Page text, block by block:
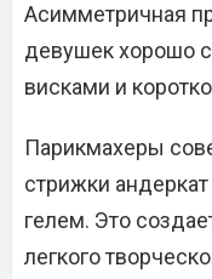
Асимметричная
девушек хорошо
висками и
Парикмахеры
стрижки
гелем. Это
легкого